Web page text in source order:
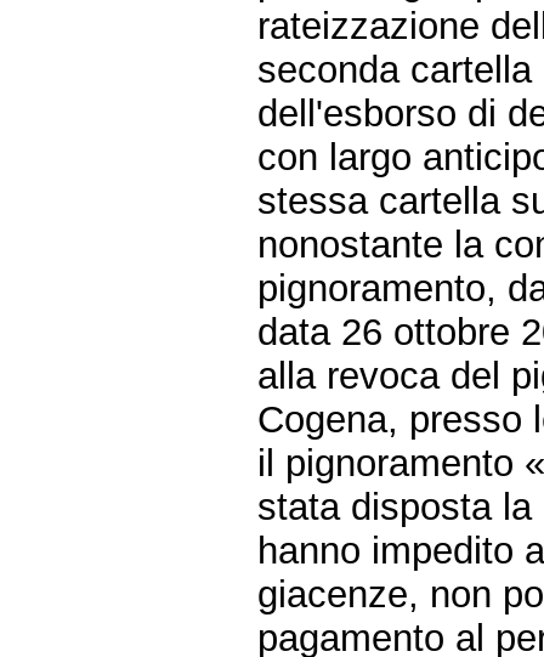
rateizzazione
seconda
dell'esborso di
con largo
stessa cartella
nonostante la
pignoramento,
data 26 ottobre
alla revoca del
Cogena, presso
il pignoramento
stata disposta
hanno impedito
giacenze, non
pagamento al